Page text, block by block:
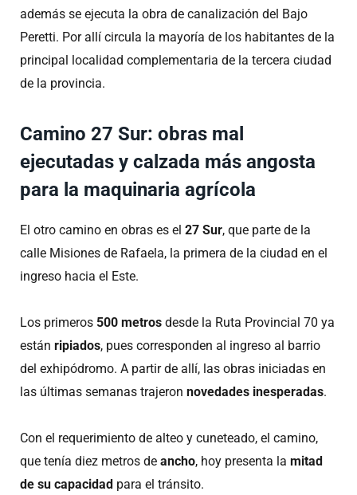
además se ejecuta la obra de canalización del Bajo
Peretti. Por allí circula la mayoría de los habitantes de la
principal localidad complementaria de la tercera ciudad
de la provincia.
Camino 27 Sur: obras mal
ejecutadas y calzada más angosta
para la maquinaria agrícola
El otro camino en obras es el 27 Sur, que parte de la
calle Misiones de Rafaela, la primera de la ciudad en el
ingreso hacia el Este.
Los primeros 500 metros desde la Ruta Provincial 70 ya
están ripiados, pues corresponden al ingreso al barrio
del exhipódromo. A partir de allí, las obras iniciadas en
las últimas semanas trajeron novedades inesperadas.
Con el requerimiento de alteo y cuneteado, el camino,
que tenía diez metros de ancho, hoy presenta la mitad
de su capacidad para el tránsito.